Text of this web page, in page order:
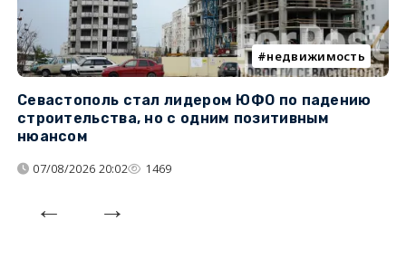
недвижимость
Севастополь стал лидером ЮФО по падению
строительства, но с одним позитивным
нюансом
07/08/2026 20:02 1469